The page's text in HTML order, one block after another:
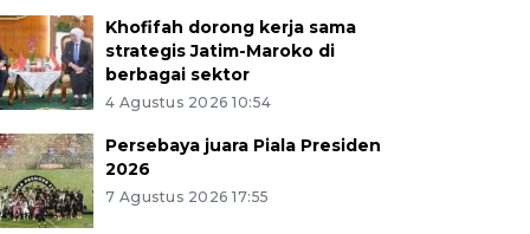
Khofifah dorong kerja sama
strategis Jatim-Maroko di
berbagai sektor
4 Agustus 2026 10:54
Persebaya juara Piala Presiden
2026
7 Agustus 2026 17:55